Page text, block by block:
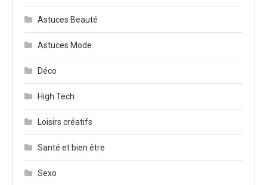
Astuces Beauté
Astuces Mode
Déco
High Tech
Loisirs créatifs
Santé et bien être
Sexo